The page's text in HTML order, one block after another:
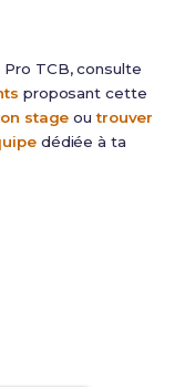
TCB, consulte
proposant cette
stage outrouver
dédiée à ta